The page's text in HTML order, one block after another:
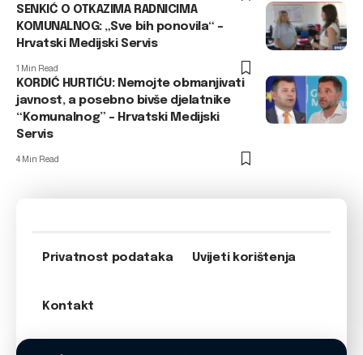
SENKIĆ O OTKAZIMA RADNICIMA
KOMUNALNOG: „Sve bih ponovila“ –
Hrvatski Medijski Servis
1 Min Read
KORDIĆ HURTIĆU: Nemojte obmanjivati
javnost, a posebno bivše djelatnike
“Komunalnog” – Hrvatski Medijski
Servis
4 Min Read
Privatnost podataka Uvijeti korištenja
Kontakt